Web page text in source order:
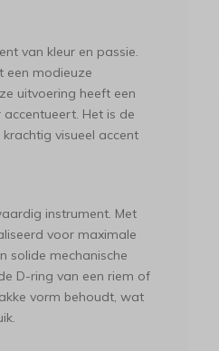
van kleur en passie.
een modieuze
uitvoering heeft een
Het is de
visueel accent
instrument. Met
voor maximale
solide mechanische
D-ring van een riem of
vorm behoudt, wat